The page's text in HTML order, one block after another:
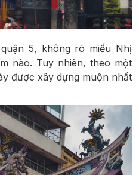
5, không rõ miếu Nhị
nào. Tuy nhiên, theo một
được xây dựng muộn nhất